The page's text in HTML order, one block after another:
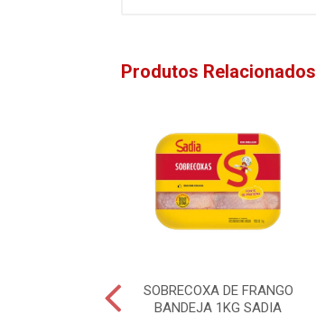
Produtos Relacionados
SOBRECOXA DE FRANGO
BANDEJA 1KG SADIA